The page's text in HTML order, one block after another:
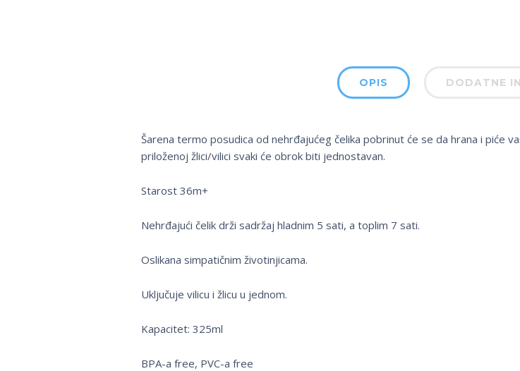
OPIS DODATNE
Šarena termo posudica od nehrđajućeg čelika pobrinut će se da hrana i piće
priloženoj žlici/vilici svaki će obrok biti jednostavan.
Starost 36m+
Nehrđajući čelik drži sadržaj hladnim 5 sati, a toplim 7 sati.
Oslikana simpatičnim životinjicama.
Uključuje vilicu i žlicu u jednom.
Kapacitet: 325ml
BPA-a free, PVC-a free